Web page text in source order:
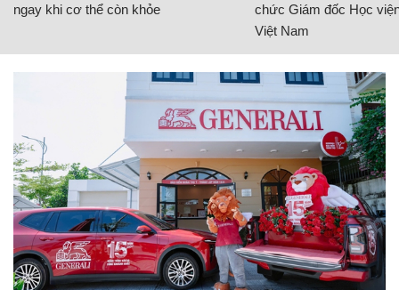
ngay khi cơ thể còn khỏe
chức Giám đốc Học
Việt Nam